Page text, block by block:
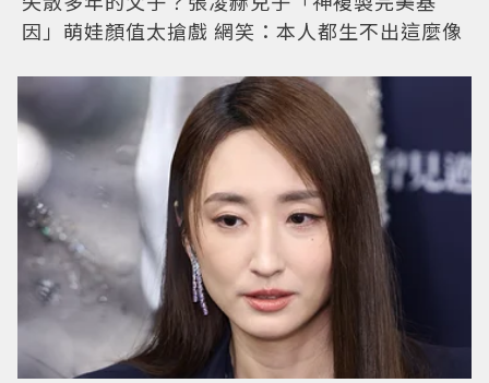
因」萌娃顏值太搶戲 網笑：本人都生不出這麼像